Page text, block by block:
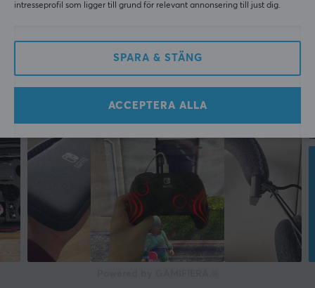
intresseprofil som ligger till grund för relevant annonsering till just dig.
SPARA & STÄNG
ACCEPTERA ALLA